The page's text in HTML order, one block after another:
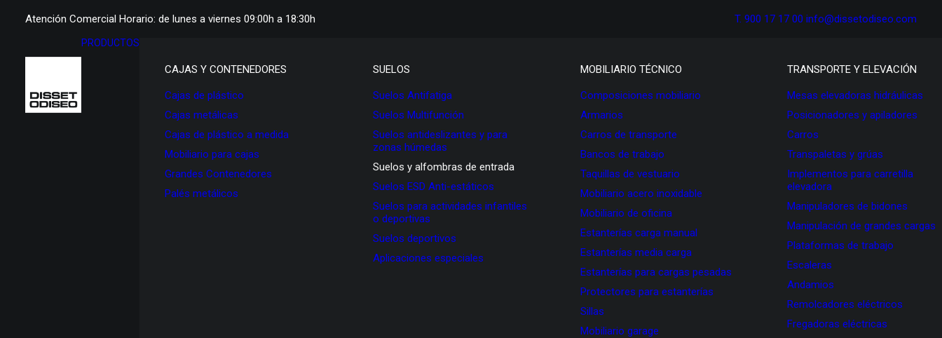
Atención Comercial Horario: de lunes a viernes 09:00h a 18:30h T. 900 17 17 00 info@dissetodiseo.com
PRODUCTOS
CAJAS Y CONTENEDORES
Cajas de plástico
Cajas metálicas
Cajas de plástico a medida
Mobiliario para cajas
Grandes Contenedores
Palés metálicos
SUELOS
Suelos Antifatiga
Suelos Multifunción
Suelos antideslizantes y para
zonas húmedas
Suelos y alfombras de entrada
Suelos ESD Anti-estáticos
Suelos para actividades infantiles
o deportivas
Suelos deportivos
Aplicaciones especiales
MOBILIARIO TÉCNICO
Composiciones mobiliario
Armarios
Carros de transporte
Bancos de trabajo
Taquillas de vestuario
Mobiliario acero inoxidable
Mobiliario de oficina
Estanterías carga manual
Estanterías media carga
Estanterías para cargas pesadas
Protectores para estanterías
Sillas
Mobiliario garage
TRANSPORTE Y ELEVACIÓN
Mesas elevadoras hidráulicas
Posicionadores y apiladores
Carros
Transpaletas y grúas
Implementos para carretilla
elevadora
Manipuladores de bidones
Manipulación de grandes cargas
Plataformas de trabajo
Escaleras
Andamios
Remolcadores eléctricos
Fregadoras eléctricas